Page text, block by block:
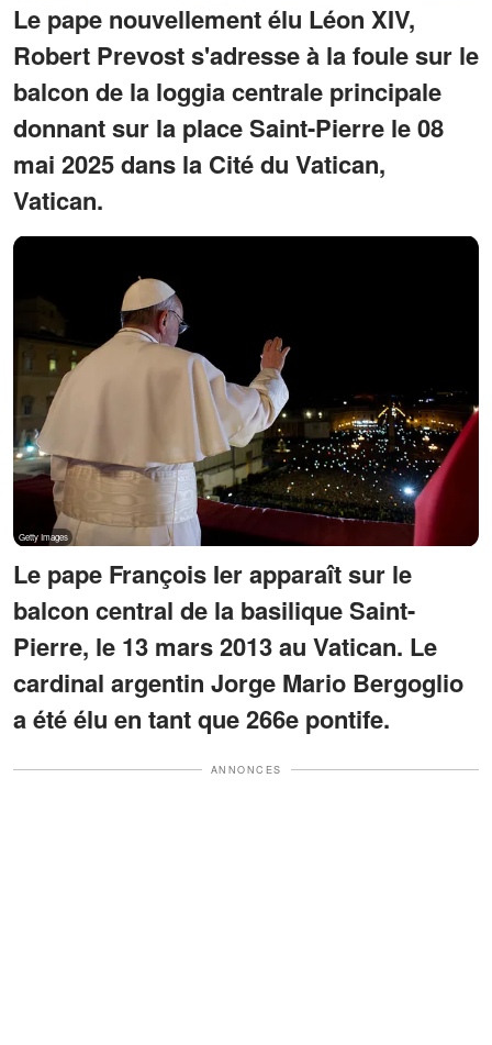
Le pape nouvellement élu Léon XIV,
Robert Prevost s'adresse à la foule sur le
balcon de la loggia centrale principale
donnant sur la place Saint-Pierre le 08
mai 2025 dans la Cité du Vatican,
Vatican.
Le pape François Ier apparaît sur le
balcon central de la basilique Saint-
Pierre, le 13 mars 2013 au Vatican. Le
cardinal argentin Jorge Mario Bergoglio
a été élu en tant que 266e pontife.
ANNONCES